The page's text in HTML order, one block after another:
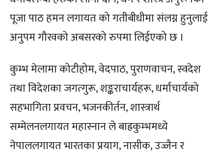
पूजा पाठ हमन लगायत को गतीबीधीमा संलग्न हुनुलाई
अनुपम गौरवको अबसरको रुपमा लिईएको छ ।
कुम्भ मेलामा कोटीहोम, वेदपाठ, पुराणवाचन, स्वदेश
तथा विदेशका जगत्गुरू, शङ्कराचार्यहरू, धर्माचार्यको
सहभागिता प्रवचन, भजनकीर्तन, शास्त्रार्थ
सम्मेलनलगायत महास्नान ले बाह्रकुम्भमध्ये
नेपाललगायत भारतका प्रयाग, नासीक, उज्जैन र